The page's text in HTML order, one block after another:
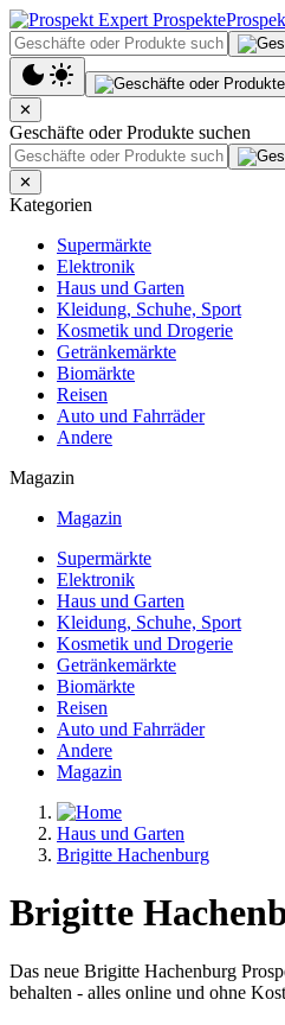
✕
Geschäfte oder Produkte suchen
✕
Kategorien
Supermärkte
Elektronik
Haus und Garten
Kleidung, Schuhe, Sport
Kosmetik und Drogerie
Getränkemärkte
Biomärkte
Reisen
Auto und Fahrräder
Andere
Magazin
Magazin
Supermärkte
Elektronik
Haus und Garten
Kleidung, Schuhe, Sport
Kosmetik und Drogerie
Getränkemärkte
Biomärkte
Reisen
Auto und Fahrräder
Andere
Magazin
Haus und Garten
Brigitte Hachenburg
Brigitte
Das neue Brigitte Hachenburg
behalten - alles online und ohne